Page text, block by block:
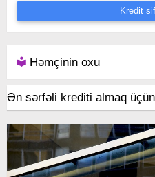
Kredit
Həmçinin oxu
Ən sərfəli krediti almaq